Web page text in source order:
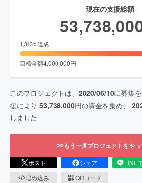
現在の支援総額
1,343%達成
目標金額4,000,000円
このプロジェクトは、 2020/06/10に募集
援により 53,738,000円の資金を集め、
しました
もう一度プロジェクトをや
ポスト シェア LINE
埋め込み
QRコード